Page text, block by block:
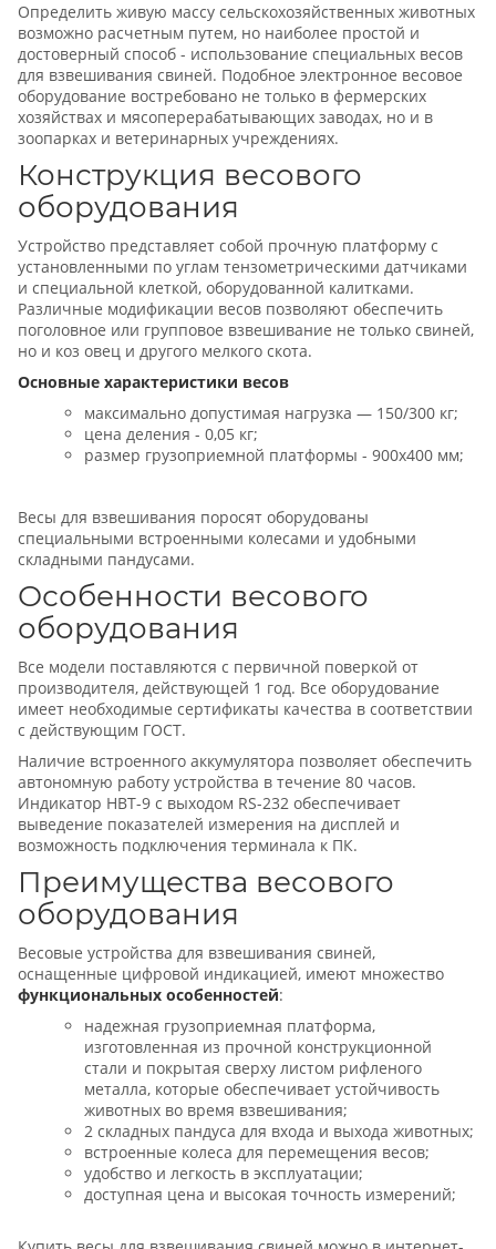
Определить живую массу сельскохозяйственных животных
возможно расчетным путем, но наиболее простой и
достоверный способ - использование специальных весов
для взвешивания свиней. Подобное электронное весовое
оборудование востребовано не только в фермерских
хозяйствах и мясоперерабатывающих заводах, но и в
зоопарках и ветеринарных учреждениях.
Конструкция весового
оборудования
Устройство представляет собой прочную платформу с
установленными по углам тензометрическими датчиками
и специальной клеткой, оборудованной калитками.
Различные модификации весов позволяют обеспечить
поголовное или групповое взвешивание не только свиней,
но и коз овец и другого мелкого скота.
Основные характеристики весов
максимально допустимая нагрузка — 150/300 кг;
цена деления - 0,05 кг;
размер грузоприемной платформы - 900х400 мм;
Весы для взвешивания поросят оборудованы
специальными встроенными колесами и удобными
складными пандусами.
Особенности весового
оборудования
Все модели поставляются с первичной поверкой от
производителя, действующей 1 год. Все оборудование
имеет необходимые сертификаты качества в соответствии
с действующим ГОСТ.
Наличие встроенного аккумулятора позволяет обеспечить
автономную работу устройства в течение 80 часов.
Индикатор HBT-9 с выходом RS-232 обеспечивает
выведение показателей измерения на дисплей и
возможность подключения терминала к ПК.
Преимущества весового
оборудования
Весовые устройства для взвешивания свиней,
оснащенные цифровой индикацией, имеют множество
функциональных особенностей:
надежная грузоприемная платформа,
изготовленная из прочной конструкционной
стали и покрытая сверху листом рифленого
металла, которые обеспечивает устойчивость
животных во время взвешивания;
2 складных пандуса для входа и выхода животных;
встроенные колеса для перемещения весов;
удобство и легкость в эксплуатации;
доступная цена и высокая точность измерений;